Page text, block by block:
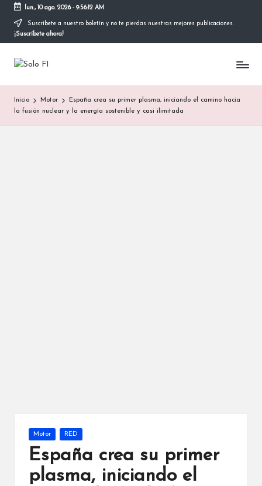
Saltar
lun., 10 ago. 2026- 9:56:13 AM
Suscríbete a nuestro boletín y no te pierdas nuestras mejores publicaciones.
¡Suscríbete ahora!
S
o
l
o
Para
la
F1
Inicio Motor
España crea su primer plasma, iniciando el camino hacia
la fusión nuclear y la energía sostenible y casi ilimitada
Publicada
en
Motor RED
España crea su primer
plasma, iniciando el